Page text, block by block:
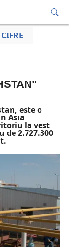
este o
Asia
la vest
de 2.727.300